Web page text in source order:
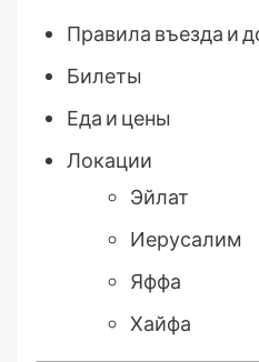
Правила въезда и
Билеты
Еда и цены
Локации
Эйлат
Иерусалим
Яффа
Хайфа